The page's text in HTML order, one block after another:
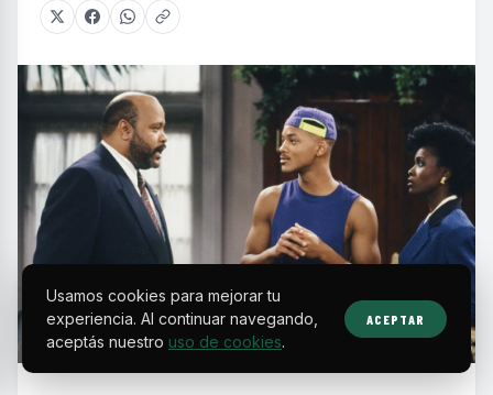
Usamos cookies para mejorar tu
experiencia. Al continuar navegando,
aceptás nuestro uso de cookies.
ACEPTAR